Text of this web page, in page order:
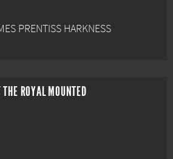
PRENTISS HARKNESS
ROYAL MOUNTED